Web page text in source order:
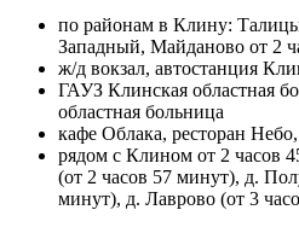
по районам в Клину:
Западный, Майданово от 2
ж/д вокзал, автостанция
ГАУЗ Клинская областная
областная больница
кафе Облака, ресторан
рядом с Клином от 2 часов
(от 2 часов 57 минут), д.
минут), д. Лаврово (от 3